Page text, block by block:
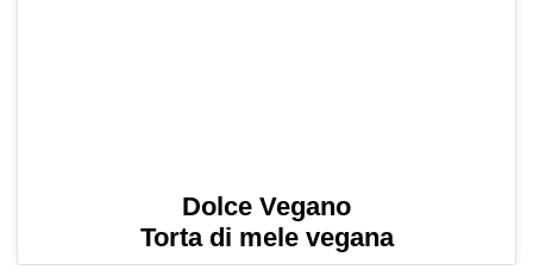
Dolce Vegano
Torta di mele vegana